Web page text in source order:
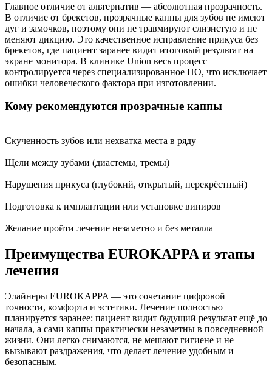
Главное отличие от альтернатив — абсолютная прозрачность.
В отличие от брекетов, прозрачные каппы для зубов не имеют
дуг и замочков, поэтому они не травмируют слизистую и не
меняют дикцию. Это качественное исправление прикуса без
брекетов, где пациент заранее видит итоговый результат на
экране монитора. В клинике Union весь процесс
контролируется через специализированное ПО, что исключает
ошибки человеческого фактора при изготовлении.
Кому рекомендуются прозрачные каппы
Скученность зубов или нехватка места в ряду
Щели между зубами (диастемы, тремы)
Нарушения прикуса (глубокий, открытый, перекрёстный)
Подготовка к имплантации или установке виниров
Желание пройти лечение незаметно и без металла
Преимущества EUROKAPPA и этапы
лечения
Элайнеры EUROKAPPA — это сочетание цифровой
точности, комфорта и эстетики. Лечение полностью
планируется заранее: пациент видит будущий результат ещё до
начала, а сами каппы практически незаметны в повседневной
жизни. Они легко снимаются, не мешают гигиене и не
вызывают раздражения, что делает лечение удобным и
безопасным.